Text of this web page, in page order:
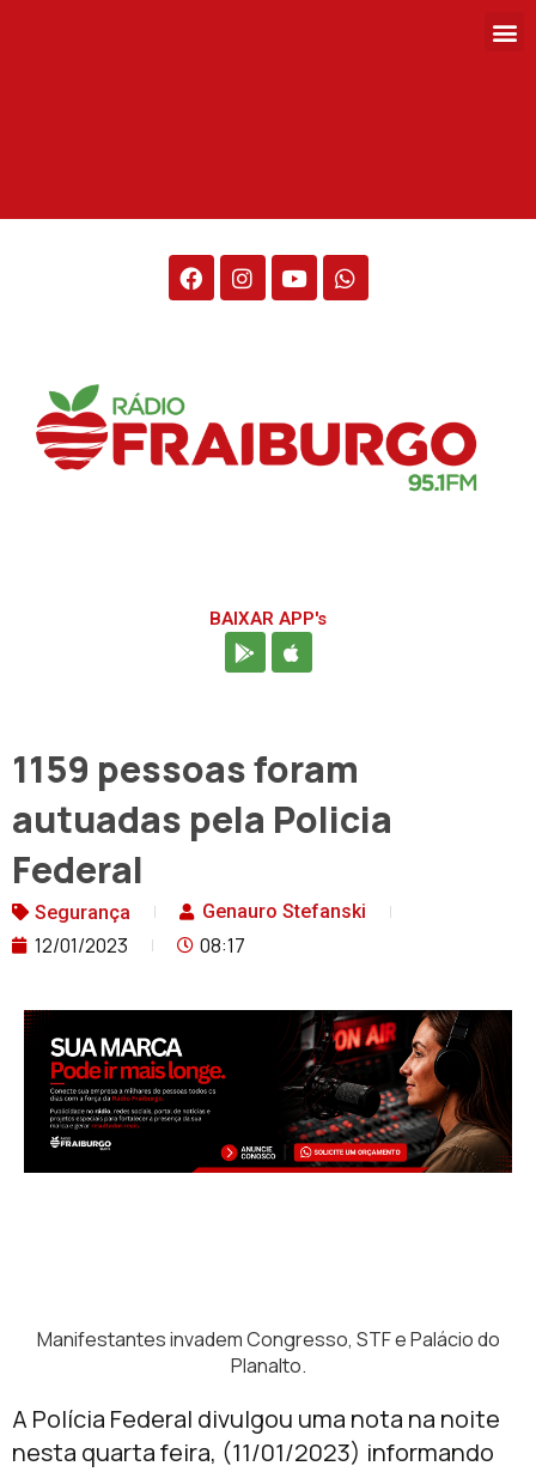
BAIXAR APP's
1159 pessoas foram
autuadas pela Policia
Federal
Segurança Genauro Stefanski
12/01/2023 08:17
Manifestantes invadem Congresso, STF e Palácio do
Planalto.
A Polícia Federal divulgou uma nota na noite
nesta quarta feira, (11/01/2023) informando